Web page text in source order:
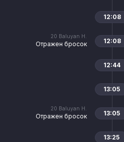
12:08
20 Baluyan H.
Отражен бросок 12:08
12:44
13:05
20 Baluyan H.
Отражен бросок 13:05
13:25